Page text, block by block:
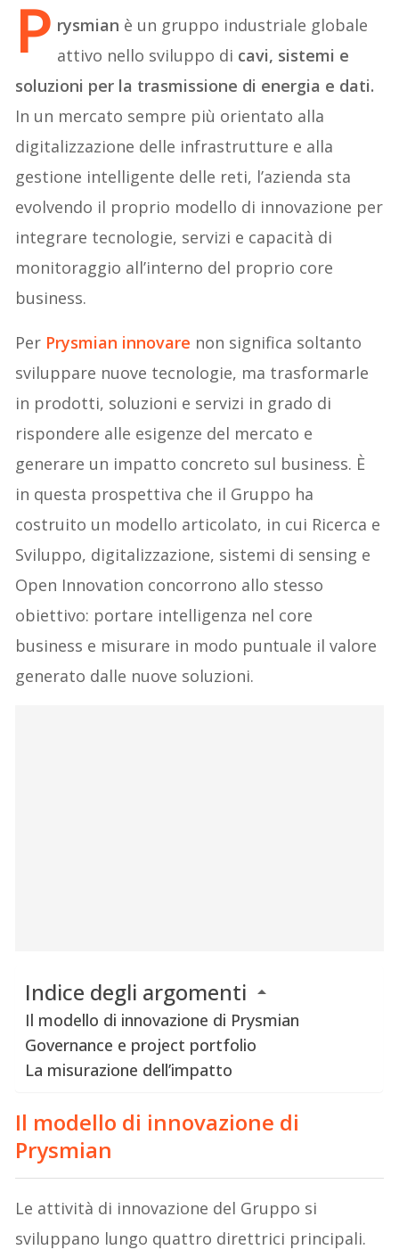
P rysmian è un gruppo industriale globale
attivo nello sviluppo di cavi, sistemi e
soluzioni per la trasmissione di energia e dati.
In un mercato sempre più orientato alla
digitalizzazione delle infrastrutture e alla
gestione intelligente delle reti, l’azienda sta
evolvendo il proprio modello di innovazione per
integrare tecnologie, servizi e capacità di
monitoraggio all’interno del proprio core
business.
Per Prysmian innovare non significa soltanto
sviluppare nuove tecnologie, ma trasformarle
in prodotti, soluzioni e servizi in grado di
rispondere alle esigenze del mercato e
generare un impatto concreto sul business. È
in questa prospettiva che il Gruppo ha
costruito un modello articolato, in cui Ricerca e
Sviluppo, digitalizzazione, sistemi di sensing e
Open Innovation concorrono allo stesso
obiettivo: portare intelligenza nel core
business e misurare in modo puntuale il valore
generato dalle nuove soluzioni.
Indice degli argomenti
Il modello di innovazione di Prysmian
Governance e project portfolio
La misurazione dell’impatto
Il modello di innovazione di
Prysmian
Le attività di innovazione del Gruppo si
sviluppano lungo quattro direttrici principali.